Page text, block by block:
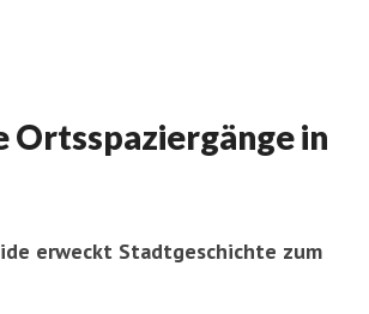
Ortsspaziergänge in
erweckt Stadtgeschichte zum